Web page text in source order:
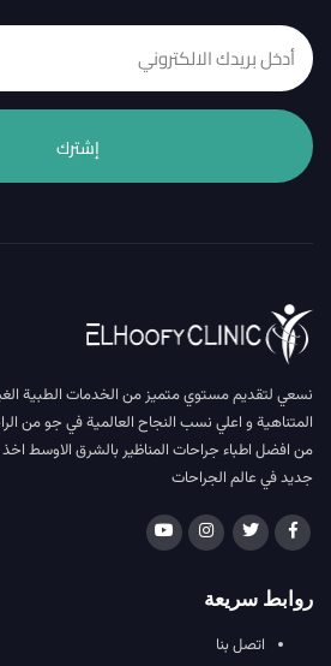
إشترك
نسعي لتقديم مستوي متميز من الخدمات الطبية
المتناهية و اعلي نسب النجاح العالمية في جو من
من افضل اطباء جراحات المناظير بالشرق الاوسط
جديد في عالم الجراحات
روابط سريعة
اتصل بنا